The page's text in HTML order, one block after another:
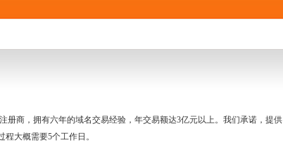
册商，拥有六年的域名交易经验，年交易额达3亿元以上。我们承诺，提供
大概需要5个工作日。